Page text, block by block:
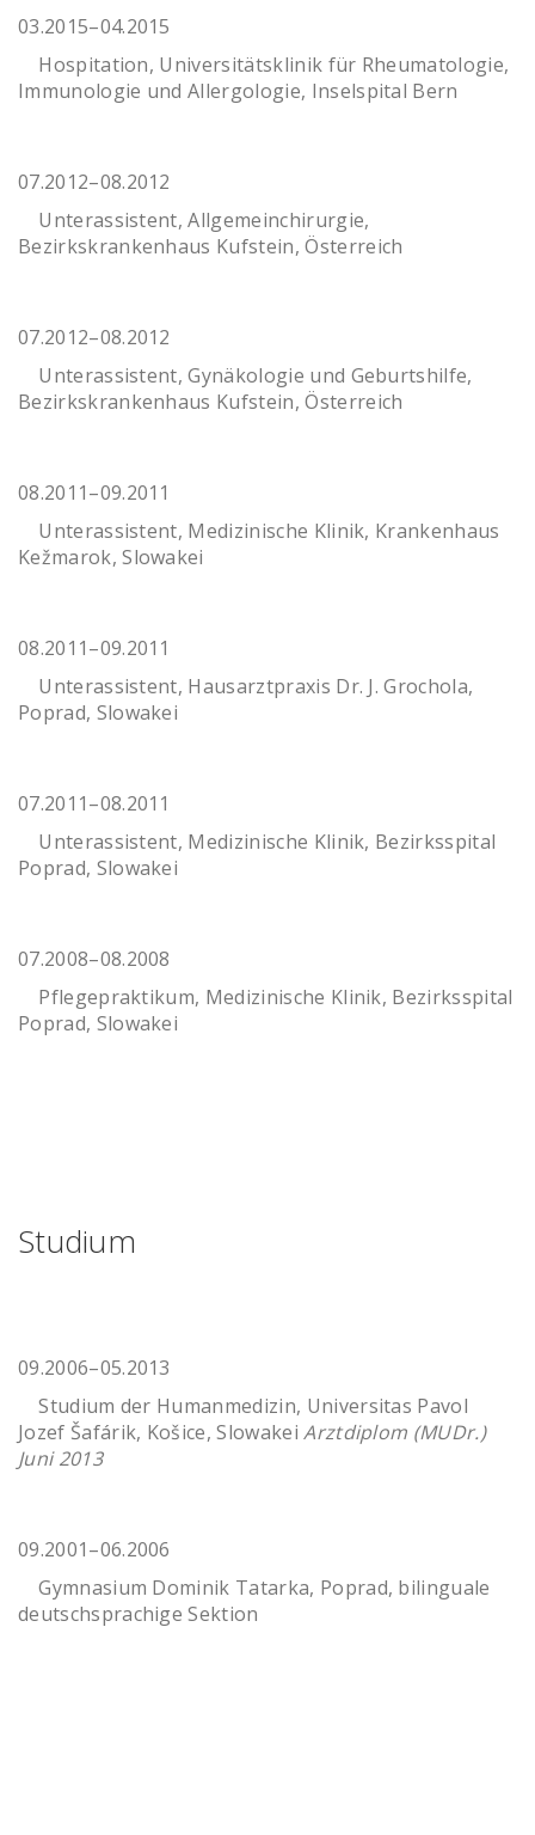
03.2015–04.2015
Hospitation, Universitätsklinik für Rheumatologie,
Immunologie und Allergologie, Inselspital Bern
07.2012–08.2012
Unterassistent, Allgemeinchirurgie,
Bezirkskrankenhaus Kufstein, Österreich
07.2012–08.2012
Unterassistent, Gynäkologie und Geburtshilfe,
Bezirkskrankenhaus Kufstein, Österreich
08.2011–09.2011
Unterassistent, Medizinische Klinik, Krankenhaus
Kežmarok, Slowakei
08.2011–09.2011
Unterassistent, Hausarztpraxis Dr. J. Grochola,
Poprad, Slowakei
07.2011–08.2011
Unterassistent, Medizinische Klinik, Bezirksspital
Poprad, Slowakei
07.2008–08.2008
Pflegepraktikum, Medizinische Klinik, Bezirksspital
Poprad, Slowakei
Studium
09.2006–05.2013
Studium der Humanmedizin, Universitas Pavol
Jozef Šafárik, Košice, SlowakeiArztdiplom (MUDr.)
Juni 2013
09.2001–06.2006
Gymnasium Dominik Tatarka, Poprad, bilinguale
deutschsprachige Sektion